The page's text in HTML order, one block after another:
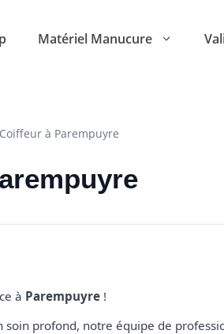
Matériel Manucure
Coiffeur à Parempuyre
à Parempuyre !
profond, notre équipe de